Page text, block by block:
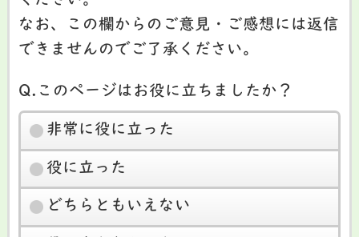
なお、この欄からのご意見・ご感想には返信
できませんのでご了承ください。
Q.このページはお役に立ちましたか？
非常に役に立った
役に立った
どちらともいえない